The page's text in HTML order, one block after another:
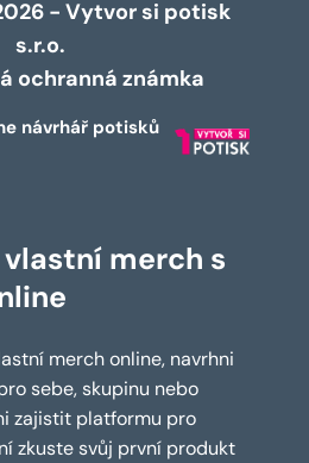
- Vytvor si potisk
s.r.o.
ochranná známka
návrhář potisků
merch s
merch online, navrhni
sebe, skupinu nebo
zajistit platformu pro
zkuste svůj první produkt